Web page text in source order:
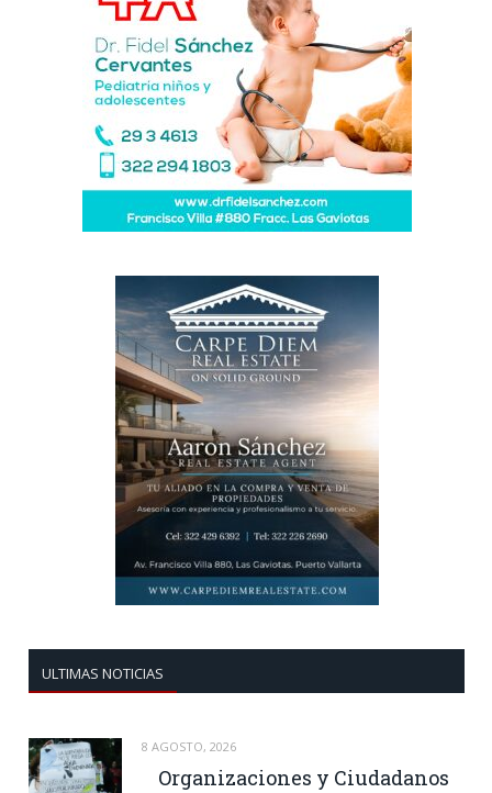
ULTIMAS NOTICIAS
8 AGOSTO, 2026
Organizaciones y Ciudadanos